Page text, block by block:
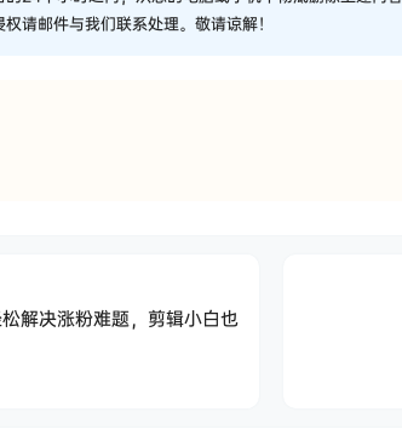
请邮件与我们联系处理。敬请谅解！
解决涨粉难题，剪辑小白也